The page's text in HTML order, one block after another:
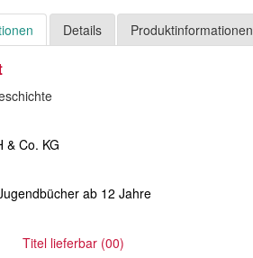
Details Produktinformationen
& Co. KG
ab 12 Jahre
Titel lieferbar (00)